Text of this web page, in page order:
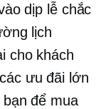
dịp lễ chắc
lịch
cho khách
ưu đãi lớn
để mua